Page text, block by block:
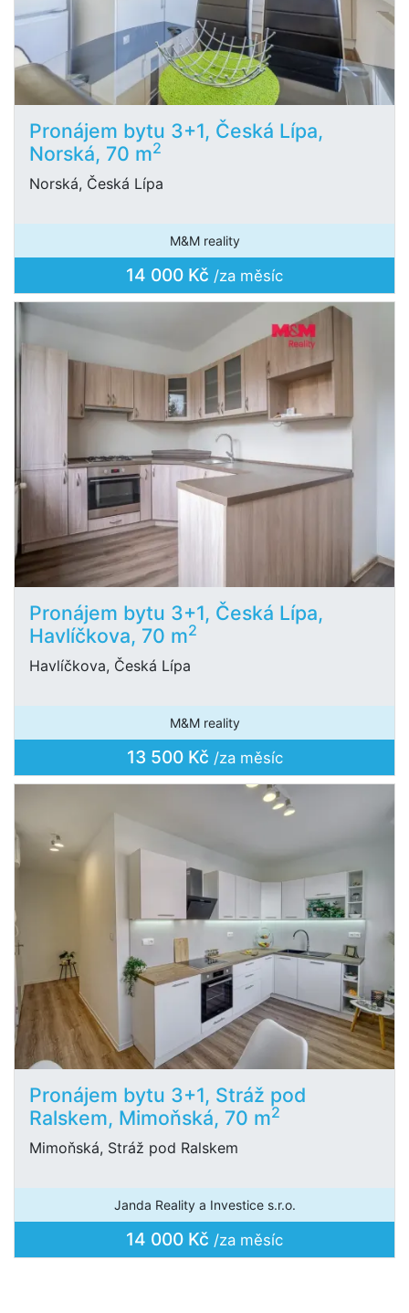
Pronájem bytu 3+1, Česká Lípa,
Norská, 70 m2
Norská, Česká Lípa
M&M reality
14 000 Kč /za měsíc
Pronájem bytu 3+1, Česká Lípa,
Havlíčkova, 70 m2
Havlíčkova, Česká Lípa
M&M reality
13 500 Kč /za měsíc
Pronájem bytu 3+1, Stráž pod
Ralskem, Mimoňská, 70 m2
Mimoňská, Stráž pod Ralskem
Janda Reality a Investice s.r.o.
14 000 Kč /za měsíc